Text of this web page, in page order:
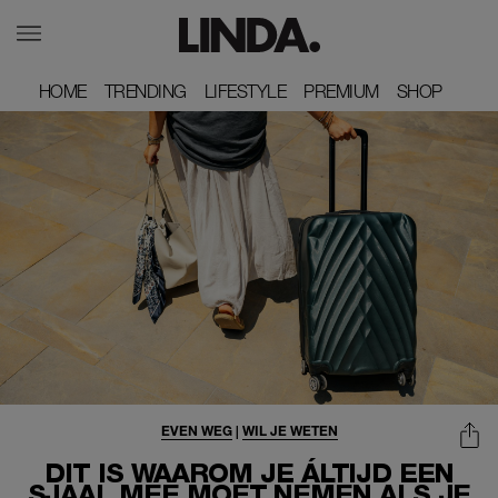
HOME
HOME TRENDING
TRENDING LIFESTYLE
LIFESTYLE PREMIUM
PREMIUM SHOP
SHOP
DIT IS WAAROM JE ÁLTIJD EEN
EVEN WEG| WIL JE WETEN